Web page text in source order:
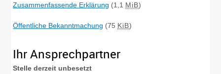
Zusammenfassende Erklärung (1,1 MiB)
Öffentliche Bekanntmachung (75 KiB)
Ihr Ansprechpartner
Stelle derzeit unbesetzt